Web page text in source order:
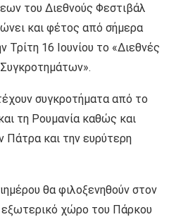
του Διεθνούς Φεστιβάλ
και φέτος από σήμερα
Τρίτη 16 Ιουνίου το «Διεθνές
συγκροτήματα από το
τη Ρουμανία καθώς και
Πάτρα και την ευρύτερη
θα φιλοξενηθούν στον
εξωτερικό χώρο του Πάρκου